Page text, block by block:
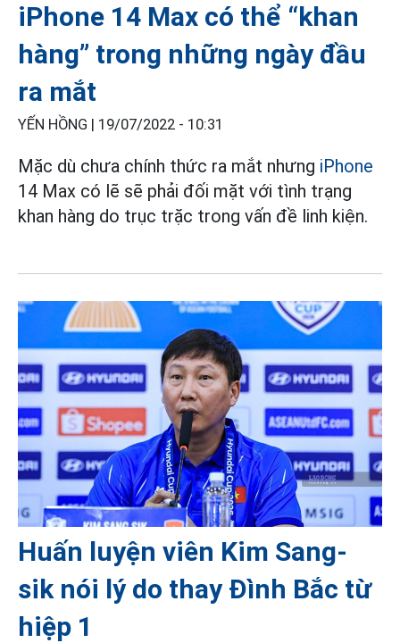
iPhone 14 Max có thể “khan
hàng” trong những ngày đầu
ra mắt
YẾN HỒNG | 19/07/2022 - 10:31
Mặc dù chưa chính thức ra mắt nhưng iPhone
14 Max có lẽ sẽ phải đối mặt với tình trạng
khan hàng do trục trặc trong vấn đề linh kiện.
Huấn luyện viên Kim Sang-
sik nói lý do thay Đình Bắc từ
hiệp 1